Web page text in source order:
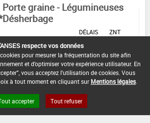
Porte graine - Légumineuses
D'APPLICATION
DÉLAIS
RÉCOLTE
ZNT
Min
: -
Max
: -
5 m
(-)
ENTRE APPLICATIONS :
respecte vos données
pour mesurer la fréquentation du site afin
et d'optimiser votre expérience utilisateur. En
vous acceptez l'utilisation de cookies. Vous
à tout moment en cliquant sur Mentions légales
accepter Tout refuser